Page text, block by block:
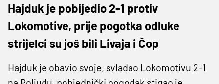
Hajduk je pobijedio 2-1 protiv
Lokomotive, prije pogotka odluke
strijelci su još bili Livaja i Čop
Hajduk je obavio svoje, svladao Lokomotivu 2-1